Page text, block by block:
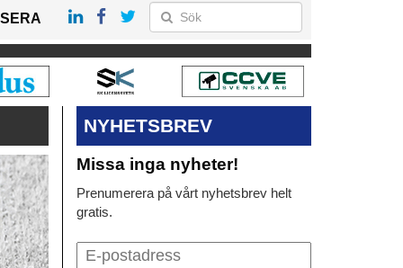
NYHETSBREV
Missa inga nyheter!
Prenumerera på vårt nyhetsbrev helt
gratis.